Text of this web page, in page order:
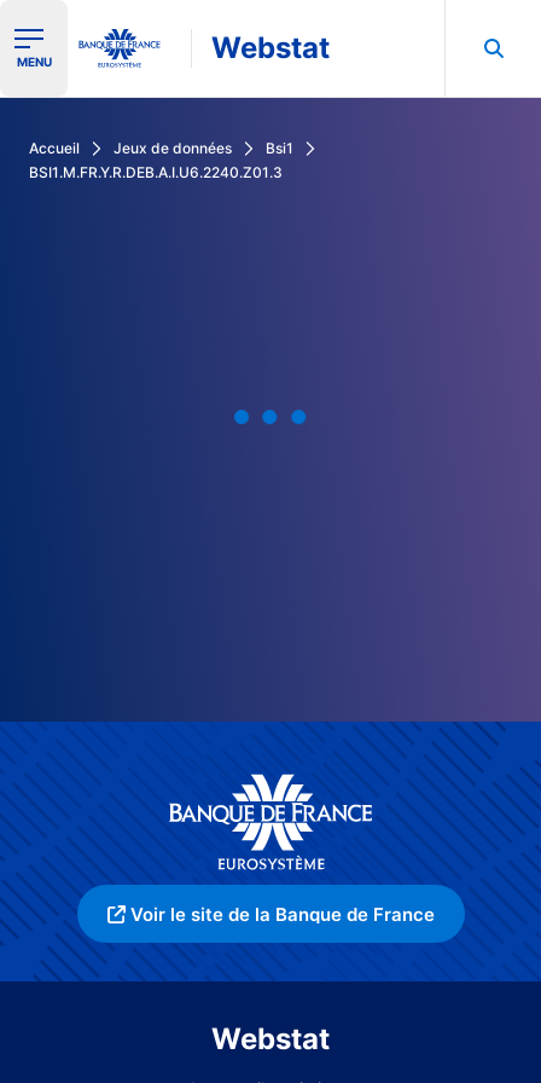
Ouvrir le menu de navigation
MENU Webstat
Accueil Jeux de données
Bsi1
BSI1.M.FR.Y.R.DEB.A.I.U6.2240.Z01.3
Voir le site de la Banque de France
Webstat